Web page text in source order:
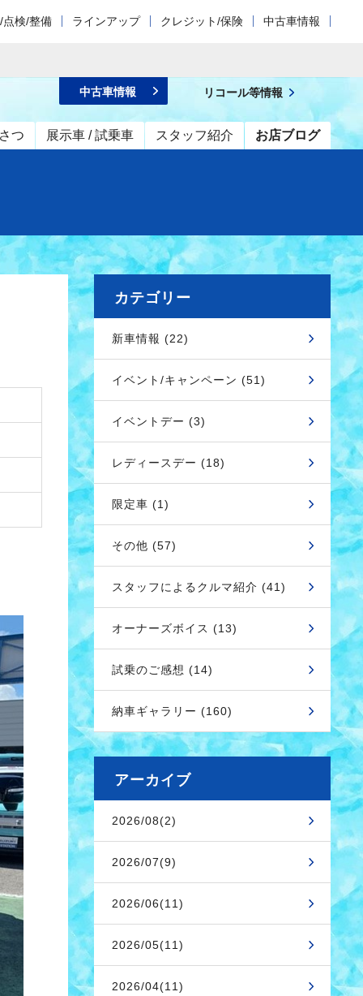
点検/整備 ラインアップ クレジット/保険 中古車情報
つ 展示車 / 試乗車 スタッフ紹介 お店ブログ
中古車情報 リコール等情報
カテゴリー
新車情報 (22)
イベント/キャンペーン (51)
イベントデー (3)
レディースデー (18)
限定車 (1)
その他 (57)
スタッフによるクルマ紹介 (41)
オーナーズボイス (13)
試乗のご感想 (14)
納車ギャラリー (160)
アーカイブ
2026/08(2)
2026/07(9)
2026/06(11)
2026/05(11)
2026/04(11)